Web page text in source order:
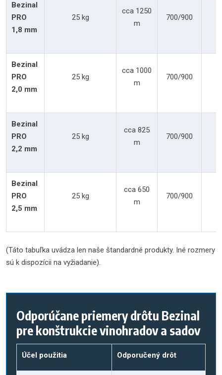
Bezinal
PRO
1,8 mm
25 kg
cca 1250
m
700/900
Bezinal
PRO
2,0 mm
25 kg
cca 1000
m
700/900
Bezinal
PRO
2,2 mm
25 kg
cca 825
m
700/900
Bezinal
PRO
2,5 mm
25 kg
cca 650
m
700/900
(Táto tabuľka uvádza len naše štandardné produkty. Iné rozmery
sú k dispozícii na vyžiadanie).
Odporúčane priemery drôtu Bezinal
pre konštrukcie vinohradov a sadov
Účel použitia Odporučený drôt